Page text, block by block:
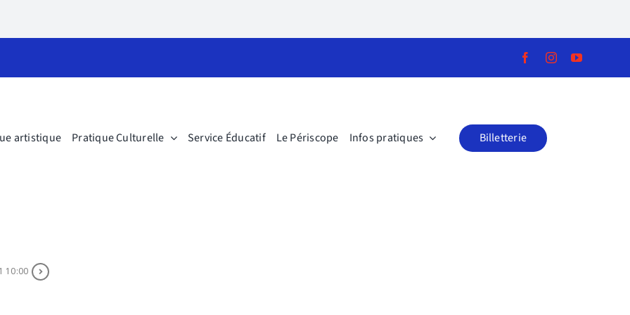
artistique Pratique Culturelle Service Éducatif Le Périscope Infos pratiques Billetterie
10:00